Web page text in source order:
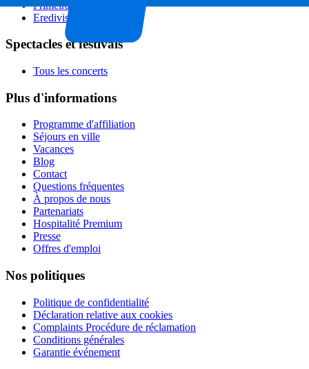
Primeira Liga
Eredivisie
Spectacles et festivals
Tous les concerts
Plus d'informations
Programme d'affiliation
Séjours en ville
Vacances
Blog
Contact
Questions fréquentes
À propos de nous
Partenariats
Hospitalité Premium
Presse
Offres d'emploi
Nos politiques
Politique de confidentialité
Déclaration relative aux cookies
Complaints Procédure de réclamation
Conditions générales
Garantie événement